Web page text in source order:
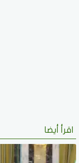
اقرأ أيضا